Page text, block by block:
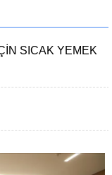
SICAK YEMEK